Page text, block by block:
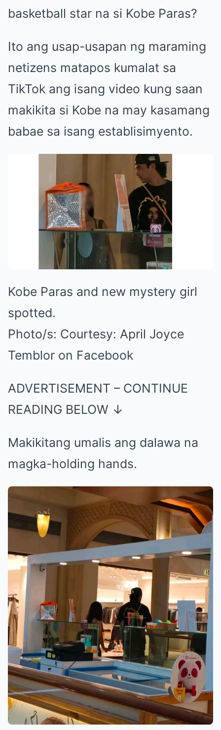
basketball star na si Kobe Paras?
Ito ang usap-usapan ng maraming
netizens matapos kumalat sa
TikTok ang isang video kung saan
makikita si Kobe na may kasamang
babae sa isang establisimyento.
Kobe Paras and new mystery girl
spotted.
Photo/s: Courtesy: April Joyce
Temblor on Facebook
ADVERTISEMENT – CONTINUE
READING BELOW ↓
Makikitang umalis ang dalawa na
magka-holding hands.